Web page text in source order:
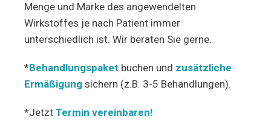
Menge und Marke des angewendelten
Wirkstoffes je nach Patient immer
unterschiedlich ist. Wir beraten Sie gerne.
*Behandlungspaket buchen und zusätzliche
Ermäßigung sichern (z.B. 3-5 Behandlungen).
*Jetzt Termin vereinbaren!